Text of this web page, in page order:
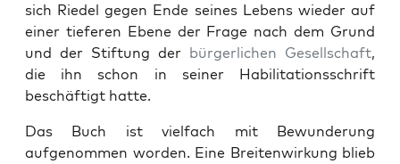
sich Riedel gegen Ende seines Lebens wieder auf
ein­er tief­er­en Ebene der Frage nach dem Grund
und der Stiftung der bürg­er­lichen Gesellschaft,
die ihn schon in sein­er Habil­i­ta­tion­ss­chrift
beschäftigt hat­te.
Das Buch ist vielfach mit Bewun­derung
aufgenom­men wor­den. Eine Bre­it­en­wirkung blieb